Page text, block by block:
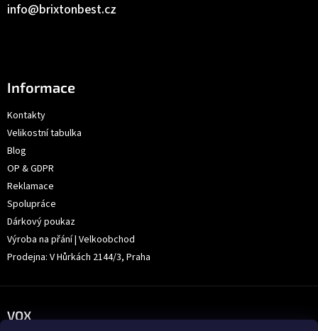
info@brixtonbest.cz
Informace
Kontakty
Velikostní tabulka
Blog
OP & GDPR
Reklamace
Spolupráce
Dárkový poukaz
Výroba na přání | Velkoobchod
Prodejna: V Hůrkách 2144/3, Praha
VOX